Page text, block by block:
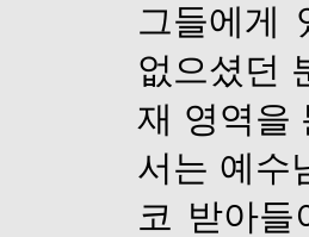
그들에게
없으셨던
재 영역을
서는 예수
코 받아들